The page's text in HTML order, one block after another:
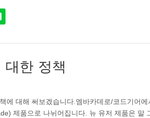
한 정책
에 대해 써보겠습니다.엠바카데로/코드기어
제품으로 나뉘어집니다. 뉴 유저 제품은 말